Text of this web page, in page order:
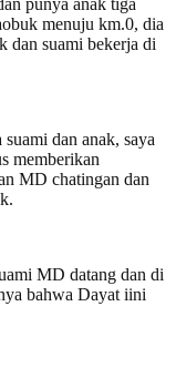
menuju km.0, dia
dan suami bekerja di
dan anak, saya
memberikan
MD chatingan dan
MD datang dan di
bahwa Dayat iini